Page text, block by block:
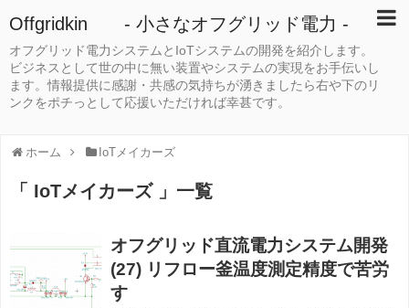
Offgridkin - 小さなオフグリッド電力 -
オフグリッド電力システムとIoTシステムの開発を紹介します。
ビジネスとして世の中に無い装置やシステムの実現をお手伝いし
ます。情報提供に感謝・共感の気持ちが湧きましたら右や下のリ
ンクをポチっとして応援いただければ幸甚です。
ホーム IoTメイカーズ
「 IoTメイカーズ 」一覧
オフグリッド直流電力システム開発
(27) リフロー釜温度測定精度で苦労
す